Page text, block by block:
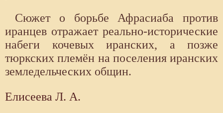
Сюжет о борьбе Афрасиаба против
иранцев отражает реально-исторические
набеги кочевых иранских, а позже
тюркских племён на поселения иранских
земледельческих общин.
Елисеева Л. А.